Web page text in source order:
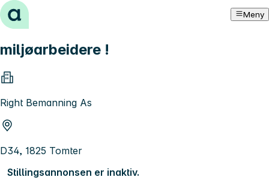
Hopp til innhold Meny
miljøarbeidere !
Right Bemanning As
D34, 1825 Tomter
Stillingsannonsen er inaktiv.